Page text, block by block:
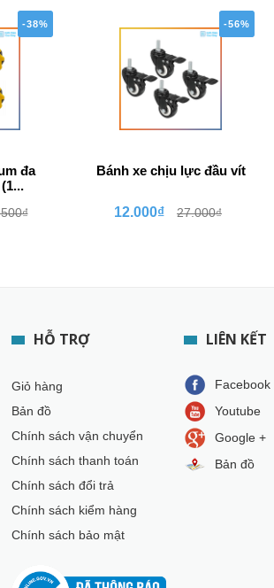
-38%
đa
-56%
Bánh xe chịu lực đầu vít
12.000₫ 27.000₫
HỖ TRỢ
Giỏ hàng
Bản đồ
Chính sách vận chuyển
Chính sách thanh toán
Chính sách đổi trả
Chính sách kiểm hàng
Chính sách bảo mật
LIÊN KẾT
Facebook
Youtube
Google +
Bản đồ